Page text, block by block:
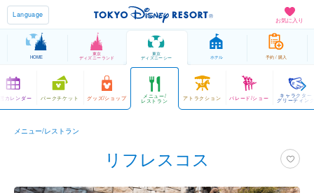
お気に入り
Language
HOME
東京
ディズニーランド
東京
ディズニーシー ホテル 予約 / 購入
カレンダー パークチケット グッズ/ショップ メニュー/
レストラン アトラクション パレード/ショー キャラクター
グリーティング
メニュー/レストラン
リフレスコス